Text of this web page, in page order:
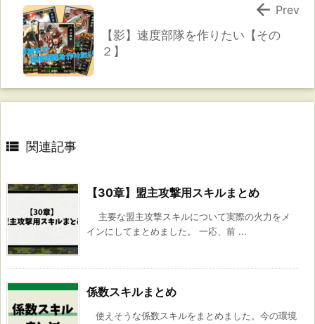
【影】速度部隊を作りたい【その
２】
 Prev
 関連記事
【30章】盟主攻撃用スキルまとめ
主要な盟主攻撃スキルについて実際の火力をメ
インにしてまとめました。 一応、前 ...
係数スキルまとめ
使えそうな係数スキルをまとめました。今の環境